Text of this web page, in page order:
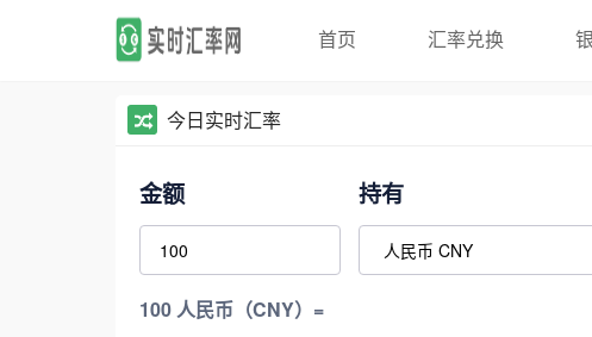
首页 汇率兑换
今日实时汇率
金额 持有
100 人民币（CNY）=